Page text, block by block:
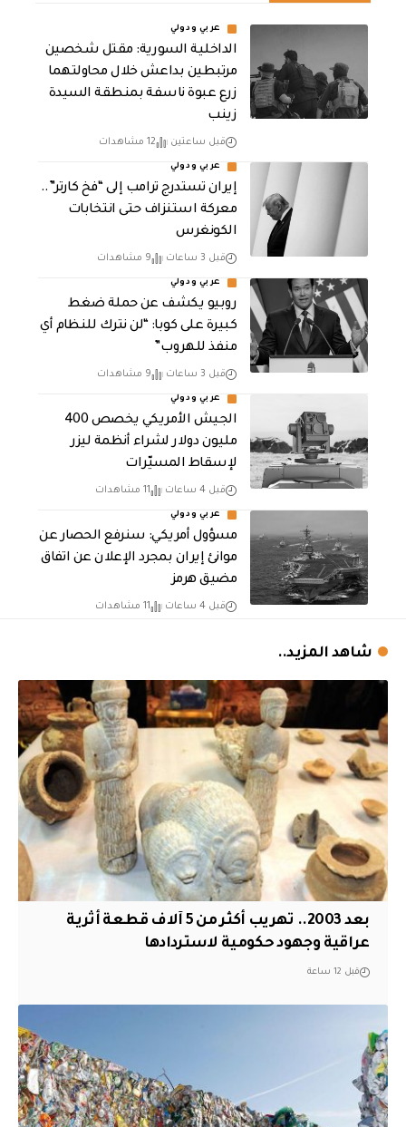
عربي ودولي
الداخلية السورية: مقتل شخصين
مرتبطين بداعش خلال محاولتهما
زرع عبوة ناسفة بمنطقة السيدة
زينب
قبل ساعتين 12 مشاهدات
عربي ودولي
إيران تستدرج ترامب إلى “فخ كارتر”..
معركة استنزاف حتى انتخابات
الكونغرس
قبل 3 ساعات 9 مشاهدات
عربي ودولي
روبيو يكشف عن حملة ضغط
كبيرة على كوبا: “لن نترك للنظام أي
منفذ للهروب”
قبل 3 ساعات 9 مشاهدات
عربي ودولي
الجيش الأمريكي يخصص 400
مليون دولار لشراء أنظمة ليزر
لإسقاط المسيّرات
قبل 4 ساعات 11 مشاهدات
عربي ودولي
مسؤول أمريكي: سنرفع الحصار عن
موانئ إيران بمجرد الإعلان عن اتفاق
مضيق هرمز
قبل 4 ساعات 11 مشاهدات
شاهد المزيد..
بعد 2003.. تهريب أكثر من 5 آلاف قطعة أثرية
عراقية وجهود حكومية لاستردادها
قبل 12 ساعة